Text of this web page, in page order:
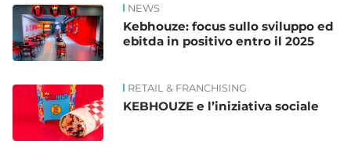
News NEWS
Kebhouze: focus sullo sviluppo ed
ebitda in positivo entro il 2025
RETAIL & FRANCHISING
KEBHOUZE e l’iniziativa sociale